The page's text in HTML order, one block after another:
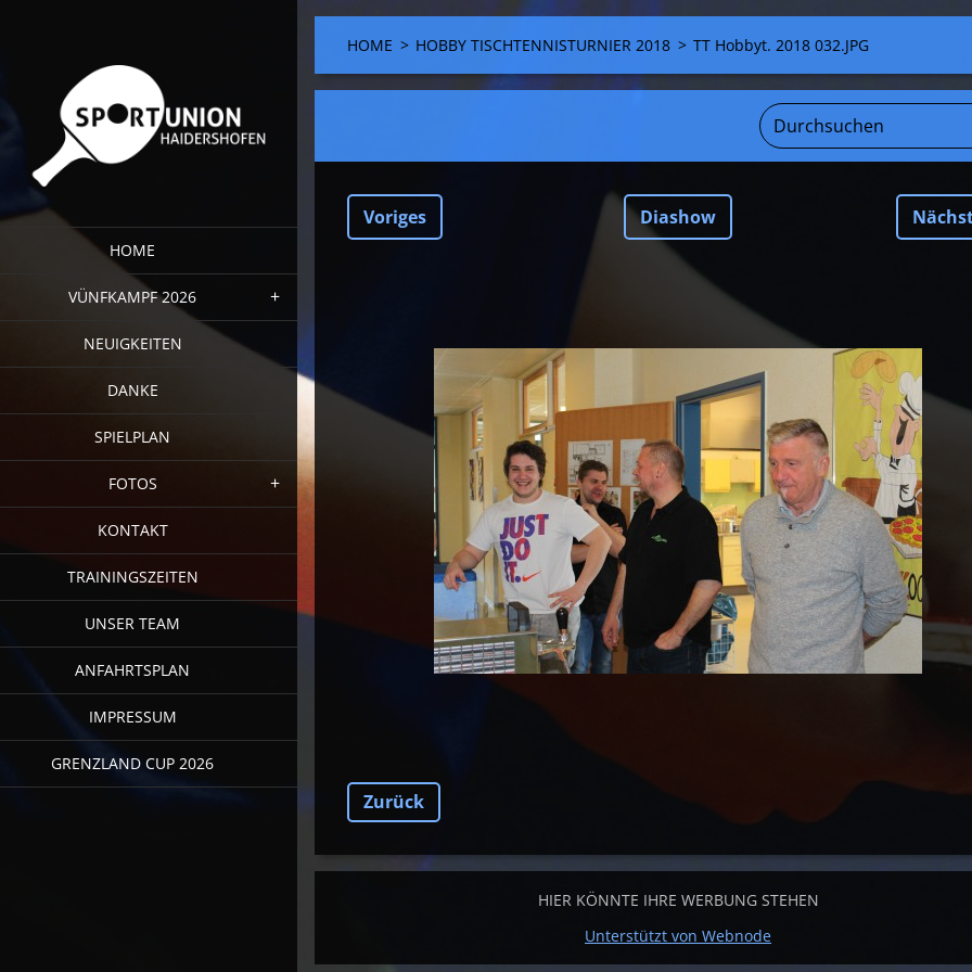
HOME
VÜNFKAMPF 2026
NEUIGKEITEN
DANKE
SPIELPLAN
FOTOS
KONTAKT
TRAININGSZEITEN
UNSER TEAM
ANFAHRTSPLAN
IMPRESSUM
GRENZLAND CUP 2026
HOME > HOBBY TISCHTENNISTURNIER 2018 > TT Hobbyt. 2018 032.JPG
Voriges Diashow
Zurück
HIER KÖNNTE IHRE WERBUNG STEHEN
Unterstützt von Webnode